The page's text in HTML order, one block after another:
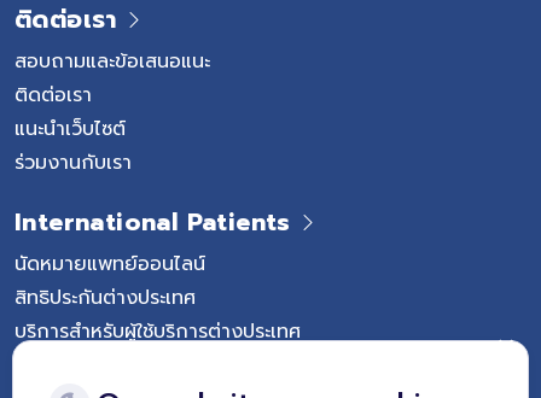
ติดต่อเรา
สอบถามและข้อเสนอแนะ
ติดต่อเรา
แนะนำเว็บไซต์
ร่วมงานกับเรา
International Patients
นัดหมายแพทย์ออนไลน์
สิทธิประกันต่างประเทศ
บริการสำหรับผู้ใช้บริการต่างประเทศ